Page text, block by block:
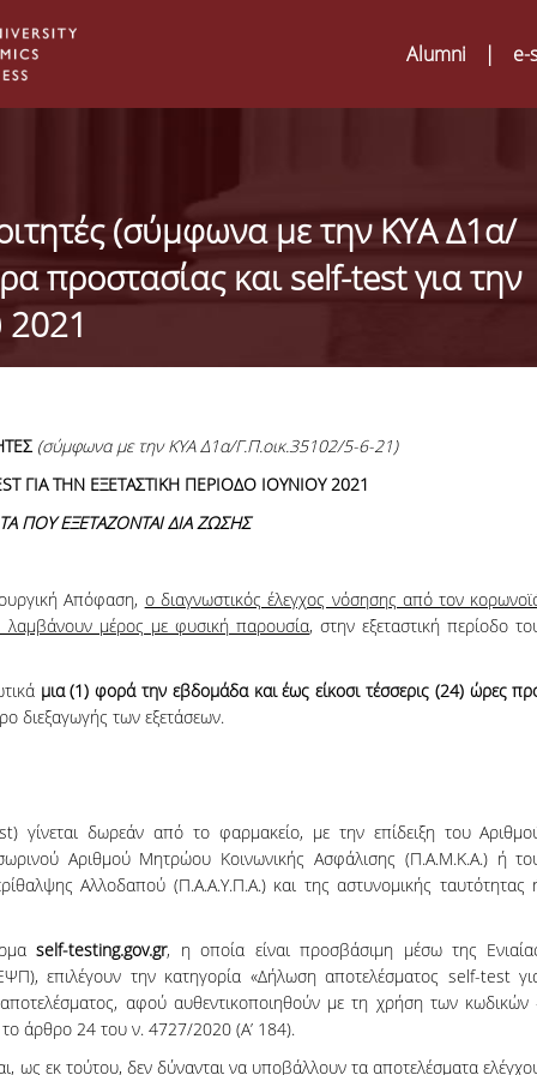
Alumni | e-
(σύμφωνα με την ΚΥΑ Δ1α/
προστασίας και self-test για την
2021
(σύμφωνα με την ΚΥΑ Δ1α/Γ.Π.οικ.35102/5-6-21)
ΓΙΑ ΤΗΝ ΕΞΕΤΑΣΤΙΚΗ ΠΕΡΙΟΔΟ ΙΟΥΝΙΟΥ 2021
ΠΟΥ ΕΞΕΤΑΖΟΝΤΑΙ ΔΙΑ ΖΩΣΗΣ
Απόφαση, ο διαγνωστικός έλεγχος νόσησης από τον
μέρος με φυσική παρουσία, στην εξεταστική περίοδο
μια (1) φορά την εβδομάδα και έως είκοσι τέσσερις (24) ώρες
διεξαγωγής των εξετάσεων.
γίνεται δωρεάν από το φαρμακείο, με την επίδειξη του
Αριθμού Μητρώου Κοινωνικής Ασφάλισης (Π.Α.Μ.Κ.Α.) ή
Αλλοδαπού (Π.Α.Α.Υ.Π.Α.) και της αστυνομικής ταυτότητας
self-testing.gov.gr, η οποία είναι προσβάσιμη μέσω της
επιλέγουν την κατηγορία «Δήλωση αποτελέσματος self-test
αφού αυθεντικοποιηθούν με τη χρήση των κωδικών
άρθρο 24 του ν. 4727/2020 (Α’ 184).
ως εκ τούτου, δεν δύνανται να υποβάλλουν τα αποτελέσματα
02